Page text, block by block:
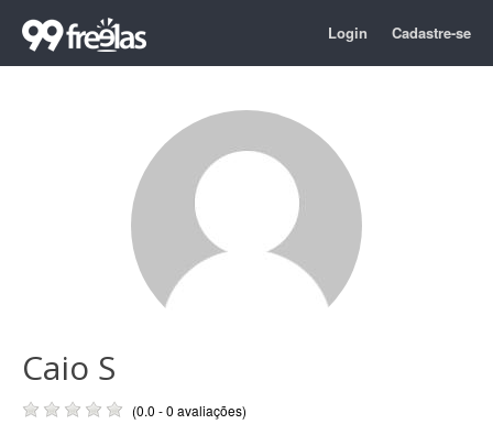
Login Cadastre-se
Caio S
(0.0 - 0 avaliações)